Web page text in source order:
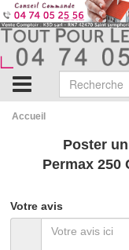
Accueil
Poster
Permax 250
Votre avis